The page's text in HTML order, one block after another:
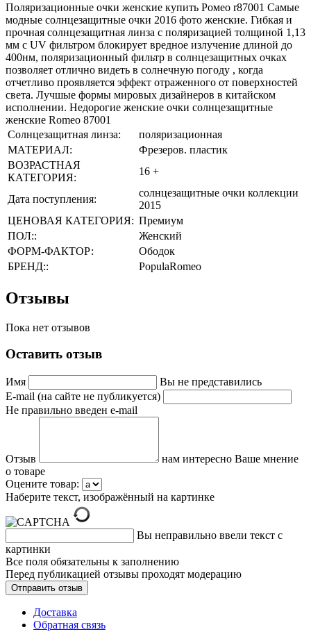
Поляризационные очки женские купить Ромео r87001 Самые
модные солнцезащитные очки 2016 фото женские. Гибкая и
прочная солнцезащитная линза с поляризацией толщиной 1,13
мм с UV фильтром блокирует вредное излучение длиной до
400нм, поляризационный фильтр в солнцезащитных очках
позволяет отлично видеть в солнечную погоду , когда
отчетливо проявляется эффект отраженного от поверхностей
света. Лучшые формы мировых дизайнеров в китайском
исполнении. Недорогие женские очки солнцезащитные
женские Romeo 87001
Солнцезащитная линза:
поляризационная
МАТЕРИАЛ:
Фрезеров. пластик
ВОЗРАСТНАЯ
КАТЕГОРИЯ:
16 +
Дата поступления:
солнцезащитные очки коллекции
2015
ЦЕНОВАЯ КАТЕГОРИЯ: Премиум
ПОЛ::
Женский
ФОРМ-ФАКТОР:
Ободок
БРЕНД::
PopulaRomeo
Отзывы
Пока нет отзывов
Оставить отзыв
Имя
Вы не представились
E-mail (на сайте не публикуется)
Не правильно введен e-mail
Отзыв
нам интересно Ваше мнение
о товаре
Оцените товар:
Наберите текст, изображённый на картинке
Вы неправильно ввели текст с
картинки
Все поля обязательны к заполнению
Перед публикацией отзывы проходят модерацию
Доставка
Обратная связь